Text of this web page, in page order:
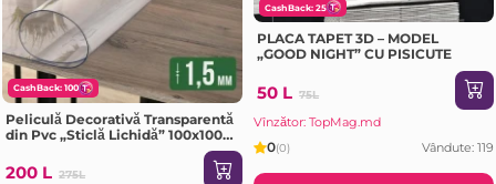
CashBack: 100
Peliculă Decorativă Transparentă
din Pvc „Sticlă Lichidă” 100x100
200 L 275L
CashBack: 25
PLACA TAPET 3D – MODEL
„GOOD NIGHT” CU PISICUTE
50 L 75L
Vînzător: TopMag.md
0(0) Vândute: 119